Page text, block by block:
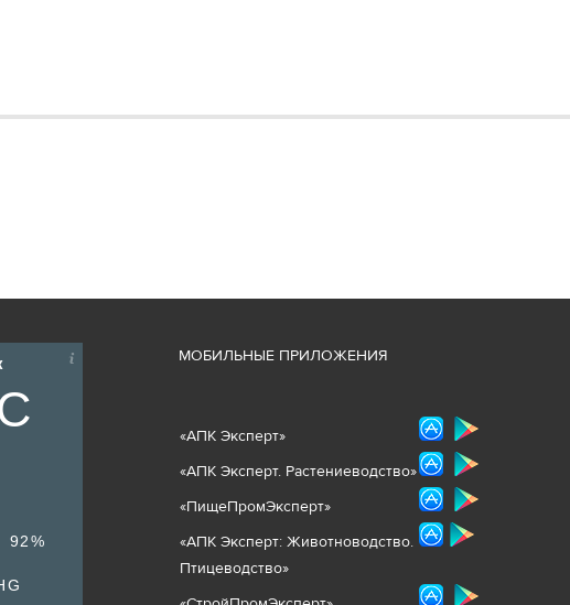
92%
МОБИЛЬНЫЕ ПРИЛОЖЕНИЯ
«АПК Эксперт»
«АПК Эксперт. Растениеводство»
«ПищеПромЭксперт»
«АПК Эксперт: Животноводство.
Птицеводство»